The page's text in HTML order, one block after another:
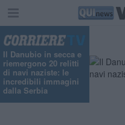
Il Danubio in secca e
riemergono 20 relitti
di navi naziste: le
incredibili immagini
dalla Serbia